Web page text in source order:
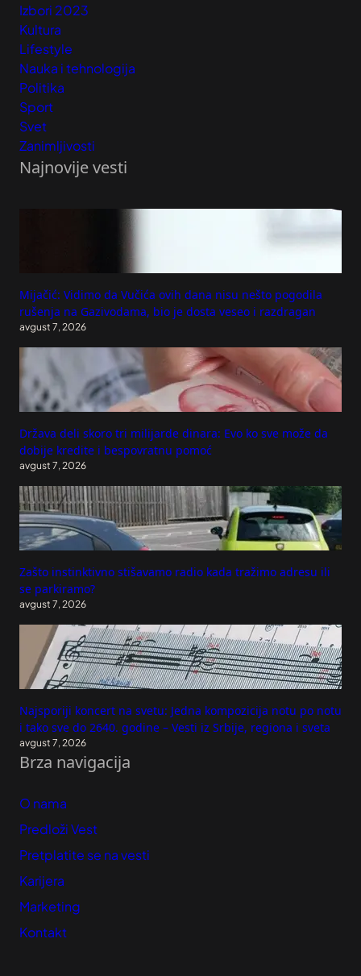
Izbori 2023
Kultura
Lifestyle
Nauka i tehnologija
Politika
Sport
Svet
Zanimljivosti
Najnovije vesti
Mijačić: Vidimo da Vučića ovih dana nisu nešto pogodila
rušenja na Gazivodama, bio je dosta veseo i razdragan
avgust 7, 2026
Država deli skoro tri milijarde dinara: Evo ko sve može da
dobije kredite i bespovratnu pomoć
avgust 7, 2026
Zašto instinktivno stišavamo radio kada tražimo adresu ili
se parkiramo?
avgust 7, 2026
Najsporiji koncert na svetu: Jedna kompozicija notu po notu
i tako sve do 2640. godine – Vesti iz Srbije, regiona i sveta
avgust 7, 2026
Brza navigacija
O nama
Predloži Vest
Pretplatite se na vesti
Karijera
Marketing
Kontakt